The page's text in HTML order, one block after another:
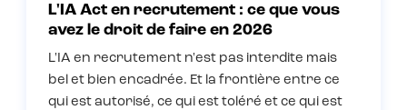
L'IA Act en recrutement : ce que vous
avez le droit de faire en 2026
L'IA en recrutement n'est pas interdite mais
bel et bien encadrée. Et la frontière entre ce
qui est autorisé, ce qui est toléré et ce qui est